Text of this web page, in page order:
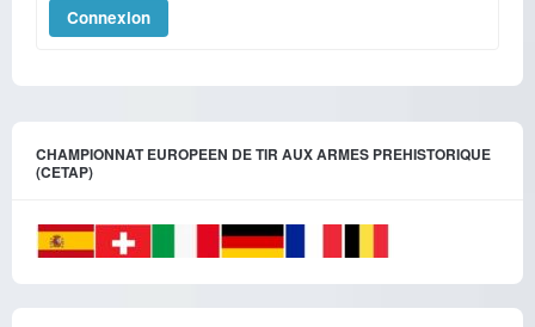
Connexion
CHAMPIONNAT EUROPEEN DE TIR AUX ARMES PREHISTORIQUE
(CETAP)